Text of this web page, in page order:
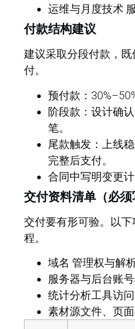
运维与月度技术
付款结构建议
建议采取分段付款，
付。
预付款：
阶段款：设计确
笔。
尾款触发：上线
完整后支付。
合同中写明变更
交付资料清单（必须
交付要有形可验。以
程。
域名 管理权与解
服务器与后台账
统计分析工具访问
素材源文件、页